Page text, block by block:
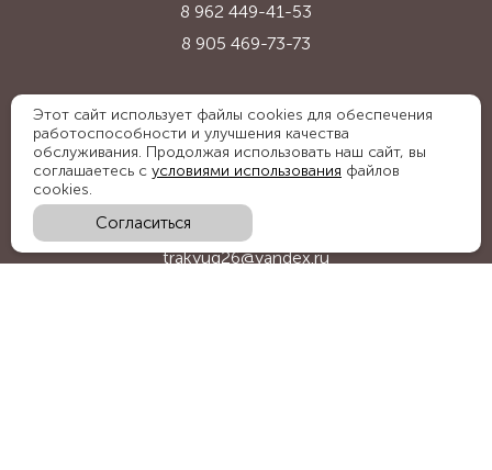
8 962 449-41-53
8 905 469-73-73
Адрес:
Ставропольский край, с. Надежда,
ул. Промышленная, 1Б
trakyug26@yandex.ru
Этот сайт использует файлы cookies для обеспечения
работоспособности и улучшения качества
обслуживания. Продолжая использовать наш сайт, вы
соглашаетесь с условиями использования файлов
cookies.
Согласиться